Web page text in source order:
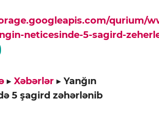
qurium/
neticesinde-5-sagird-
▸ Xəbərlər ▸ Yanğın
5 şagird zəhərlənib